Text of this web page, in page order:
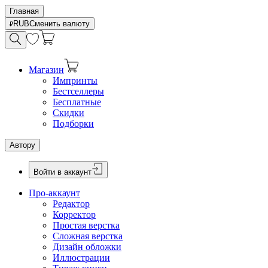
Главная
RUBСменить валюту
Магазин
Импринты
Бестселлеры
Бесплатные
Скидки
Подборки
Автору
Войти в аккаунт
Про-аккаунт
Редактор
Корректор
Простая верстка
Сложная верстка
Дизайн обложки
Иллюстрации